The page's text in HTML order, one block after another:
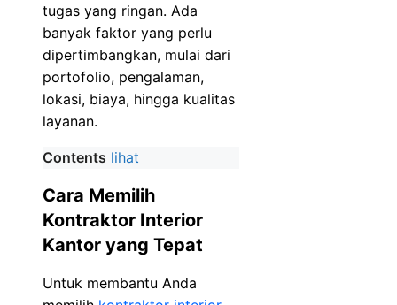
tugas yang ringan. Ada
banyak faktor yang perlu
dipertimbangkan, mulai dari
portofolio, pengalaman,
lokasi, biaya, hingga kualitas
layanan.
Contents lihat
Cara Memilih
Kontraktor Interior
Kantor yang Tepat
Untuk membantu Anda